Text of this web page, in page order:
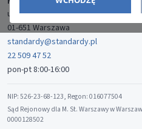
ul. Gwiaździsta 7B/8
01-651 Warszawa
standardy@standardy.pl
22 509 47 52
pon-pt 8:00-16:00
NIP: 526-23-68-123, Regon: 016077504
Sąd Rejonowy dla M. St. Warszawy w
0000128502